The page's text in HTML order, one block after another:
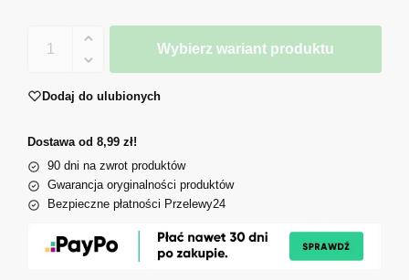
Wybierz wariant produktu
Dodaj do ulubionych
Dostawa od 8,99 zł!
90 dni na zwrot produktów
Gwarancja oryginalności produktów
Bezpieczne płatności Przelewy24